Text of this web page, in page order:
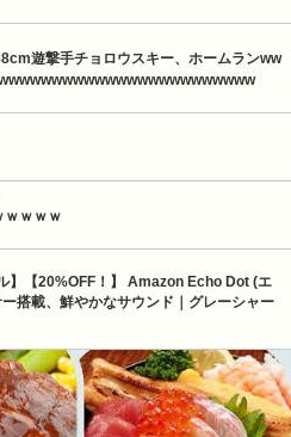
遊撃手チョロウスキー、ホームランww
ｗｗｗｗ
】【20%OFF！】 Amazon Echo Dot (エ
搭載、鮮やかなサウンド｜グレーシャー